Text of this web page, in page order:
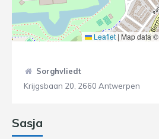
Leaflet | Map data ©
Sorghvliedt
Krijgsbaan 20, 2660 Antwerpen
Sasja